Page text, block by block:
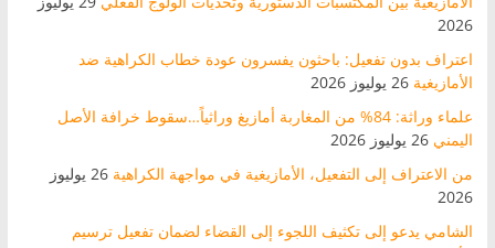
2026
اعتراف بدون تفعيل: باحثون يفسرون عودة خطاب الكراهية ضد
الأمازيغية 26 يوليوز 2026
علماء وراثة: 84% من المغاربة أمازيغ وراثياً…سقوط خرافة الأصل
اليمني 26 يوليوز 2026
من الاعتراف إلى التفعيل، الأمازيغية في مواجهة الكراهية
26 يوليوز
2026
الشامي يدعو إلى تكثيف اللجوء إلى القضاء لضمان تفعيل ترسيم